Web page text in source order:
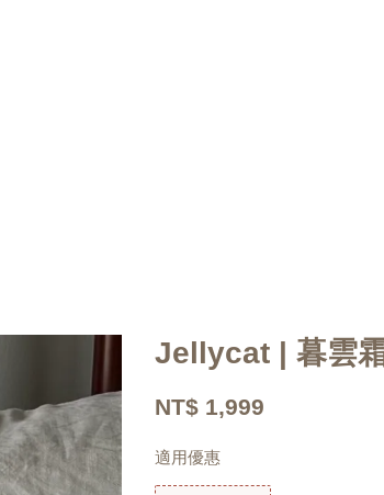
Jellycat | 暮雲
NT$ 1,999
適用優惠